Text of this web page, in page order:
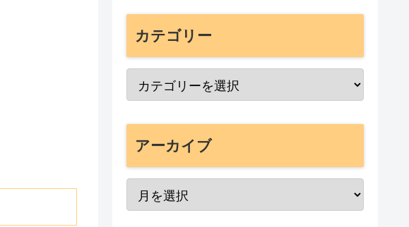
カテゴリー
アーカイブ